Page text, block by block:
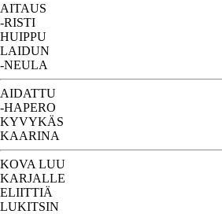
AITAUS
-RISTI
HUIPPU
LAIDUN
-NEULA
AIDATTU
-HAPERO
KYVYKÄS
KAARINA
KOVA LUU
KARJALLE
ELIITTIÄ
LUKITSIN